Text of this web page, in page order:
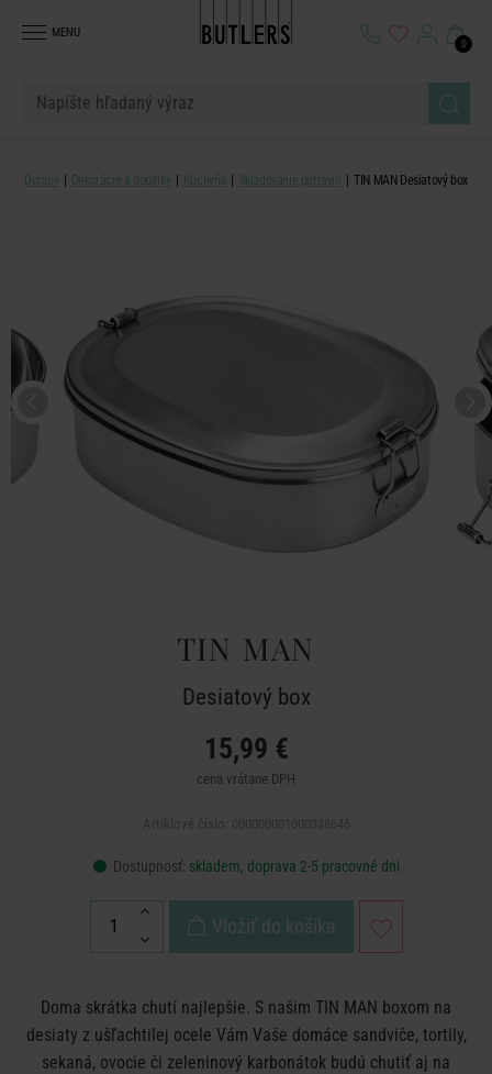
MENU
0
Domov Dekorácie a doplnky Kuchyňa Skladovanie potravín TIN MAN Desiatový box
TIN MAN
Desiatový box
15,99 €
cena vrátane DPH
Dostupnosť: skladem, doprava 2-5 pracovné dni
Vložiť do košíka
Doma skrátka chutí najlepšie. S našim TIN MAN boxom na
desiaty z ušľachtilej ocele Vám Vaše domáce sandviče, tortily,
sekaná, ovocie či zeleninový karbonátok budú chutiť aj na